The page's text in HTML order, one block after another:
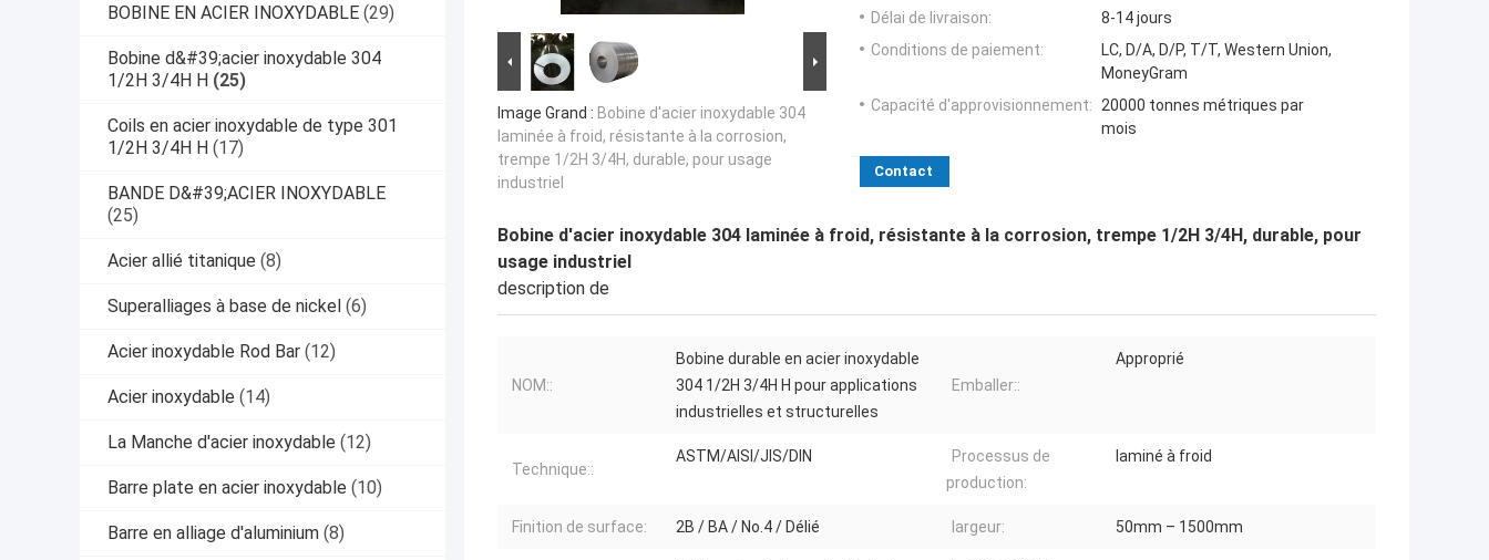
BOBINE EN ACIER INOXYDABLE (29)
Bobine d&#39;acier inoxydable 304
1/2H 3/4H H (25)
Coils en acier inoxydable de type 301
1/2H 3/4H H (17)
BANDE D&#39;ACIER INOXYDABLE
(25)
Acier allié titanique (8)
Superalliages à base de nickel (6)
Acier inoxydable Rod Bar (12)
Acier inoxydable (14)
La Manche d'acier inoxydable (12)
Barre plate en acier inoxydable (10)
Barre en alliage d'aluminium (8)
Image Grand : Bobine d'acier inoxydable 304
laminée à froid, résistante à la corrosion,
trempe 1/2H 3/4H, durable, pour usage
industriel
Délai de livraison:
8-14 jours
Conditions de paiement:
LC, D/A, D/P, T/T, Western Union,
MoneyGram
Capacité d'approvisionnement:
20000 tonnes métriques par
mois
Contact
Bobine d'acier inoxydable 304 laminée à froid, résistante à la corrosion, trempe 1/2H 3/4H, durable, pour
usage industriel
description de
NOM::
Bobine durable en acier inoxydable
304 1/2H 3/4H H pour applications
industrielles et structurelles
Emballer::
Approprié
Technique::
ASTM/AISI/JIS/DIN
Processus de
production:
laminé à froid
Finition de surface: 2B / BA / No.4 / Délié largeur: 50mm – 1500mm